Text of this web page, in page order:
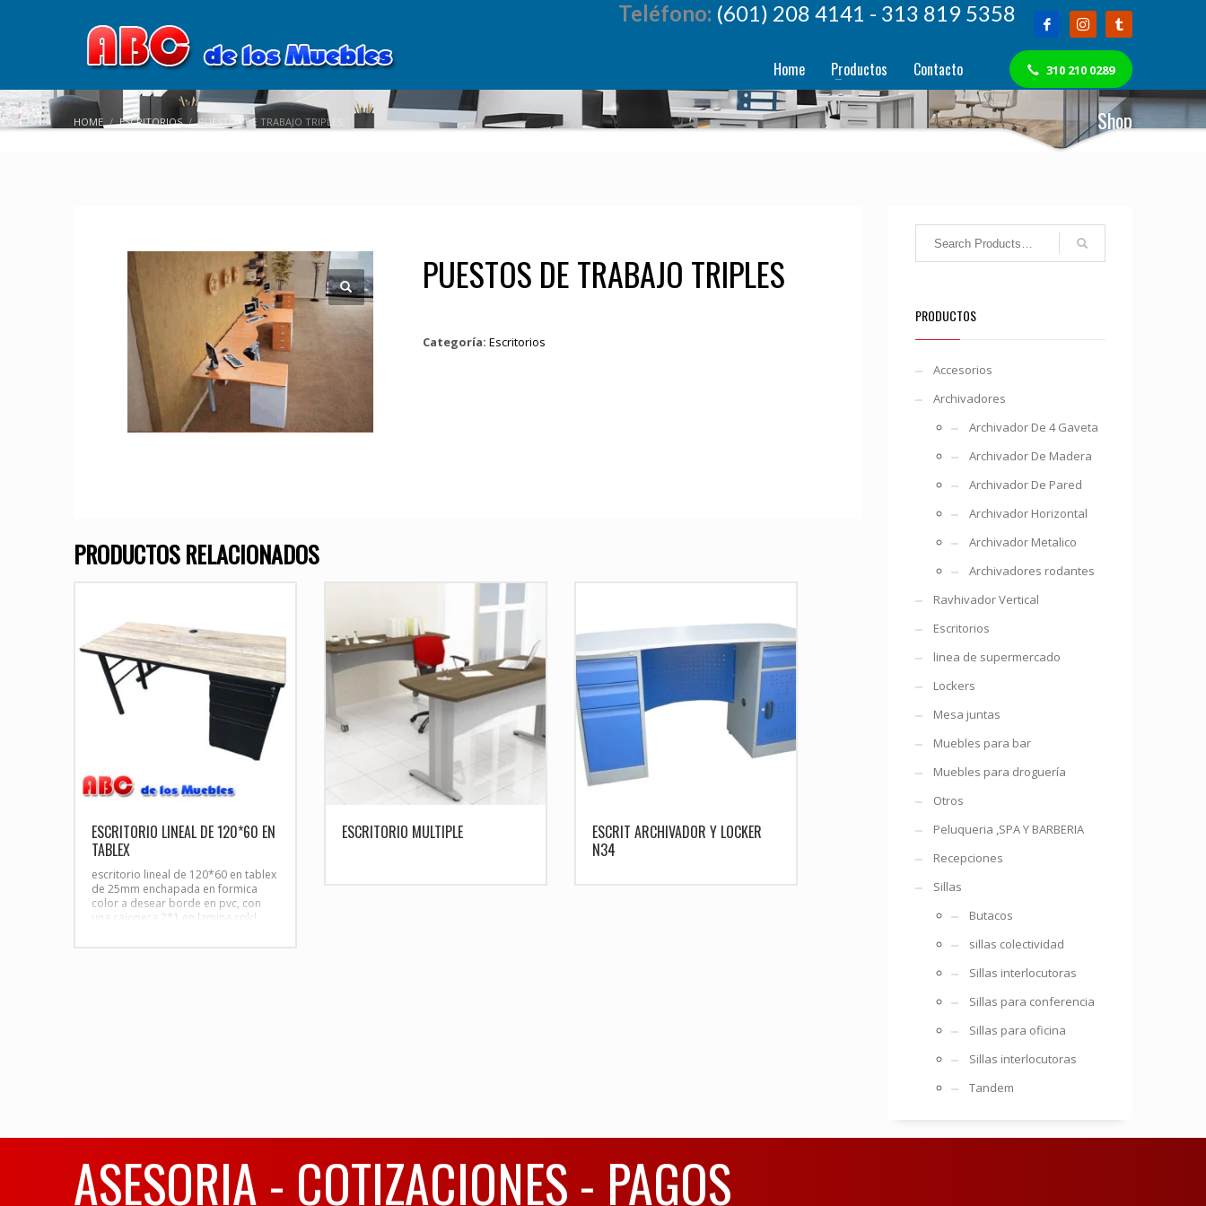
Teléfono: (601) 208 4141 - 313 819 5358
Home Productos Contacto 310 210 0289
HOME ESCRITORIOS PUESTOS DE TRABAJO TRIPLES Shop
PUESTOS DE TRABAJO TRIPLES
Categoría: Escritorios
PRODUCTOS RELACIONADOS
ESCRITORIO LINEAL DE 120*60 EN
TABLEX
escritorio lineal de 120*60 en tablex
de 25mm enchapada en formica
color a desear borde en pvc, con
una cajonera 2*1 en lamina cold
ESCRITORIO MULTIPLE
ESCRIT ARCHIVADOR Y LOCKER
N34
PRODUCTOS
Accesorios
Archivadores
Archivador De 4 Gaveta
Archivador De Madera
Archivador De Pared
Archivador Horizontal
Archivador Metalico
Archivadores rodantes
Ravhivador Vertical
Escritorios
linea de supermercado
Lockers
Mesa juntas
Muebles para bar
Muebles para droguería
Otros
Peluqueria ,SPA Y BARBERIA
Recepciones
Sillas
Butacos
sillas colectividad
Sillas interlocutoras
Sillas para conferencia
Sillas para oficina
Sillas interlocutoras
Tandem
ASESORIA - COTIZACIONES - PAGOS